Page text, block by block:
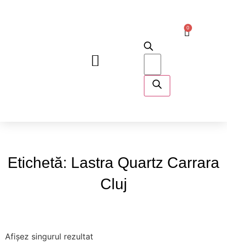
0
Etichetă: Lastra Quartz Carrara
Cluj
Afișez singurul rezultat